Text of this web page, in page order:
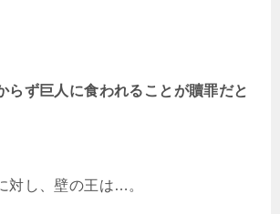
らず巨人に食われることが贖罪だと
対し、壁の王は…。